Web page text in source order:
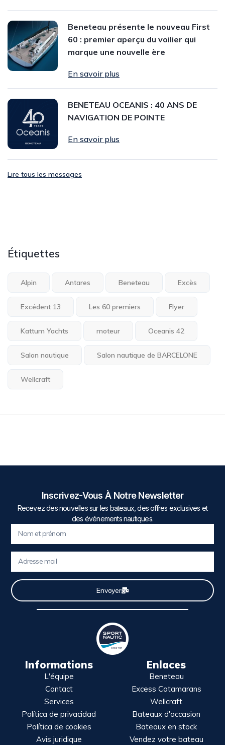
Beneteau présente le nouveau First
60 : premier aperçu du voilier qui
marque une nouvelle ère
En savoir plus
BENETEAU OCEANIS : 40 ANS DE
NAVIGATION DE POINTE
En savoir plus
Lire tous les messages
Étiquettes
Alpin Antares Beneteau Excès
Excédent 13 Les 60 premiers Flyer
Kattum Yachts moteur Oceanis 42
Salon nautique Salon nautique de BARCELONE
Wellcraft
Inscrivez-Vous À Notre Newsletter
Recevez des nouvelles sur les bateaux, des offres exclusives et
des événements nautiques.
Envoyer
Informations
L'équipe
Contact
Services
Política de privacidad
Política de cookies
Avis juridique
Enlaces
Beneteau
Excess Catamarans
Wellcraft
Bateaux d'occasion
Bateaux en stock
Vendez votre bateau